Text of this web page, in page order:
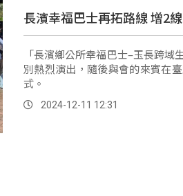
長濱幸福巴士再拓路線 增2
「長濱鄉公所幸福巴士–玉長跨
別熱烈演出，隨後與會的來賓在
式。
2024-12-11 12:31